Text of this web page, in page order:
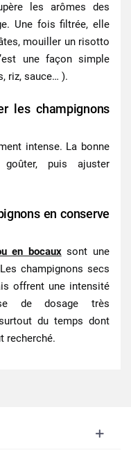
les arômes des
Une fois filtrée, elle
mouiller un risotto
une façon simple
riz, sauce… ).
les champignons
intense. La bonne
puis ajuster
en conserve
en bocauxsont une
champignons secs
offrent une intensité
de dosage très
du temps dont
recherché.